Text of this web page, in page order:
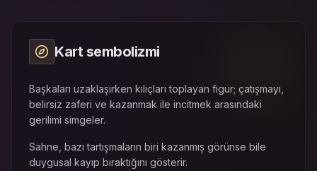
Kart sembolizmi
Başkaları uzaklaşırken kılıçları toplayan figür; çatışmayı,
belirsiz zaferi ve kazanmak ile incitmek arasındaki
gerilimi simgeler.
Sahne, bazı tartışmaların biri kazanmış görünse bile
duygusal kayıp bıraktığını gösterir.